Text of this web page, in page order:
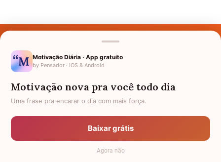
Nomes pelo Mundo
Política de Privacidade
Anuncie
Termos de Uso
Motivação Diária · App gratuito
by Pensador · iOS & Android
Motivação nova pra você todo dia
Uma frase pra encarar o dia com mais força.
Baixar grátis
Agora não